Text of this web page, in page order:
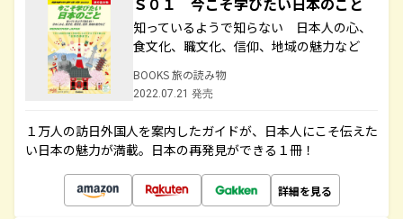
知っているようで知らない 日本人の心、
食文化、職文化、信仰、地域の魅力など
BOOKS 旅の読み物
2022.07.21 発売
１万人の訪日外国人を案内したガイドが、日本人にこそ伝えた
い日本の魅力が満載。日本の再発見ができる１冊！
詳細を見る